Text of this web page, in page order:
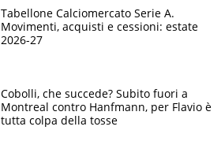
Tabellone Calciomercato Serie A.
Movimenti, acquisti e cessioni: estate
2026-27
Cobolli, che succede? Subito fuori a
Montreal contro Hanfmann, per Flavio è
tutta colpa della tosse